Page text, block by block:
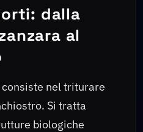
dalla
al
consiste nel triturare
Si tratta
biologiche